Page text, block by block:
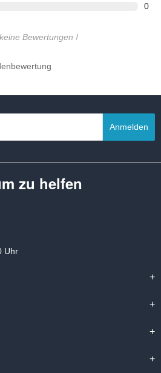
0
Bewertungen !
Anmelden
zu helfen
Uhr
+
+
+
+